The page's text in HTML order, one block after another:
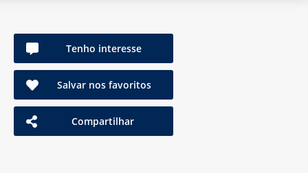
Tenho interesse
Salvar nos favoritos
Compartilhar